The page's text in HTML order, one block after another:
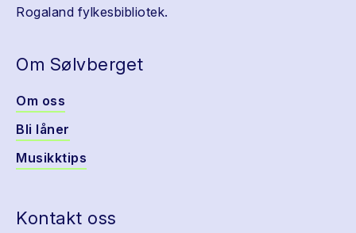
Rogaland fylkesbibliotek.
Om Sølvberget
Om oss
Bli låner
Musikktips
Kontakt oss